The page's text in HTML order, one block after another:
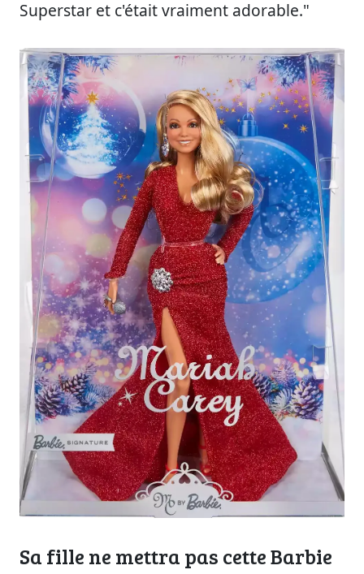
Superstar et c'était vraiment adorable."
Sa fille ne mettra pas cette Barbie